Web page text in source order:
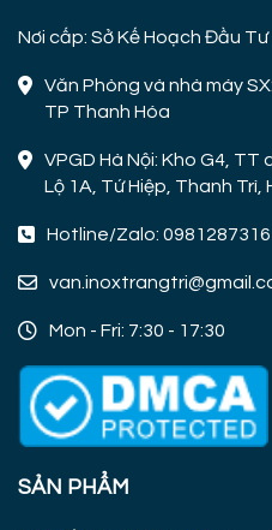
Nơi cấp: Sở Kế Hoạch Đầu
Văn Phòng và nhà máy
TP Thanh Hóa
VPGD Hà Nội: Kho G4, TT
Lộ 1A, Tứ Hiệp, Thanh Trì,
Hotline/Zalo: 0981287316
Mon - Fri: 7:30 - 17:30
SẢN PHẨM